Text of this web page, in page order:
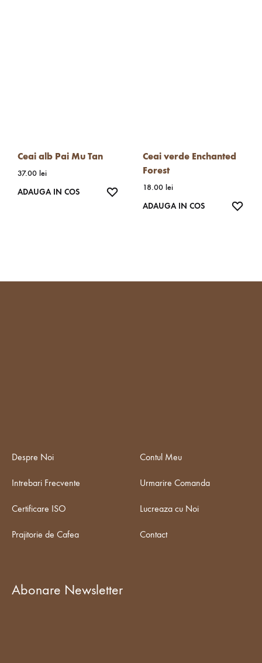
Ceai alb Pai Mu Tan
37.00 lei
ADAUGA IN COS
WISHLIST
Ceai verde Enchanted
Forest
18.00 lei
ADAUGA IN COS
Despre Noi
Intrebari Frecvente
Certificare ISO
Prajitorie de Cafea
Contul Meu
Urmarire Comanda
Lucreaza cu Noi
Contact
Abonare Newsletter